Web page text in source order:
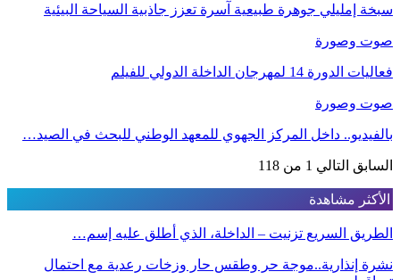
سبخة إمليلي جوهرة طبيعية آسرة تعزز جاذبية السياحة البيئية
صوت وصورة
فعاليات الدورة 14 لمهرجان الداخلة الدولي للفيلم
صوت وصورة
بالفيديو.. داخل المركز الجهوي للمعهد الوطني للبحث في الصيد…
السابق التالي 1 من 118
الأكثر مشاهدة
الطريق السريع تزنيت – الداخلة، الذي أطلق عليه إسم…
نشرة إنذارية..موجة حر وطقس حار وزخات رعدية مع احتمال